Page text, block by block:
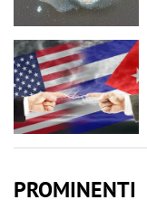
PROMINENTI